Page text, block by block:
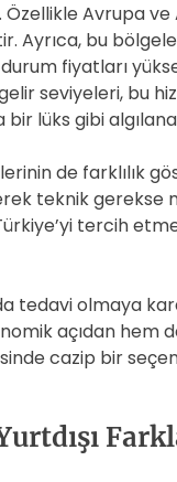
Özellikle Avrupa
Ayrıca, bu
fiyatları
seviyeleri, bu
lüks gibi
de farklılık
teknik gerekse
tercih
tedavi olmaya
açıdan hem
cazip bir